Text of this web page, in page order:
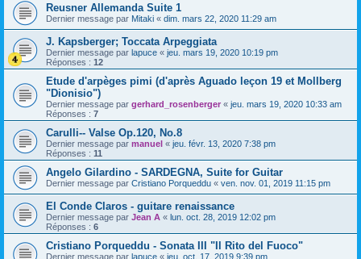
Reusner Allemanda Suite 1
Dernier message par Mitaki « dim. mars 22, 2020 11:29 am
J. Kapsberger; Toccata Arpeggiata
Dernier message par lapuce « jeu. mars 19, 2020 10:19 pm
Réponses : 12
Etude d'arpèges pimi (d'après Aguado leçon 19 et Mollberg
"Dionisio")
Dernier message par gerhard_rosenberger « jeu. mars 19, 2020 10:33 am
Réponses : 7
Carulli-- Valse Op.120, No.8
Dernier message par manuel « jeu. févr. 13, 2020 7:38 pm
Réponses : 11
Angelo Gilardino - SARDEGNA, Suite for Guitar
Dernier message par Cristiano Porqueddu « ven. nov. 01, 2019 11:15 pm
El Conde Claros - guitare renaissance
Dernier message par Jean A « lun. oct. 28, 2019 12:02 pm
Réponses : 6
Cristiano Porqueddu - Sonata III "Il Rito del Fuoco"
Dernier message par lapuce « jeu. oct. 17, 2019 9:39 pm